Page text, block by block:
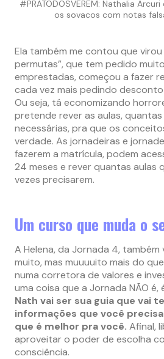
#PRATODOSVEREM: Nathalia
os sovacos com notas
Ela também me contou que
permutas”, que tem pedido
emprestadas, começou a fazer
cada vez mais pedindo
Ou seja, tá economizando
pretende rever as aulas,
necessárias, pra que os
verdade. As jornadeiras e
fazerem a matrícula, podem
24 meses e rever quantas aulas
vezes precisarem.
Um curso que muda o
A Helena, da Jornada 4, também
muito, mas muuuuito mais do
numa corretora de valores e
uma coisa que a Jornada NÃO é,
Nath vai ser sua guia que vai
informações que você precisa
que é melhor pra você. Afinal,
aproveitar o poder de escolha
consciência.